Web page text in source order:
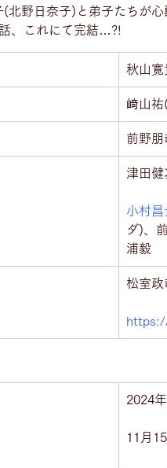
北野日奈子)と弟子たちが
、これにて完結…?!
秋山寛
﨑山
前野朋
津田
小村
ダ)、
浦毅
松室政
2024
11月